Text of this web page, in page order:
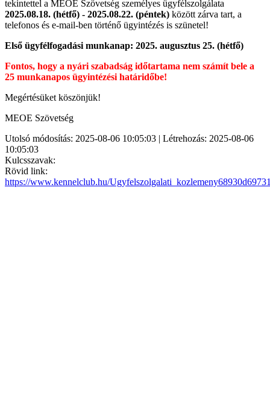
tekintettel a MEOE Szövetség személyes ügyfélszolgálata
2025.08.18. (hétfő) - 2025.08.22. (péntek) között zárva tart, a
telefonos és e-mail-ben történő ügyintézés is szünetel!
Első ügyfélfogadási munkanap: 2025. augusztus 25. (hétfő)
Fontos, hogy a nyári szabadság időtartama nem számít bele a
25 munkanapos ügyintézési határidőbe!
Megértésüket köszönjük!
MEOE Szövetség
Utolsó módosítás: 2025-08-06 10:05:03 | Létrehozás: 2025-08-06
10:05:03
Kulcsszavak:
Rövid link:
https://www.kennelclub.hu/